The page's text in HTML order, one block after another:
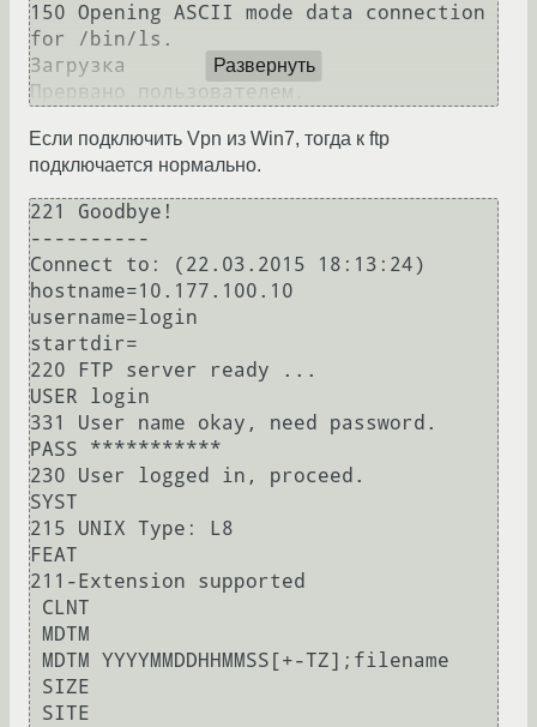
150 Opening ASCII mode data connection
for /bin/ls.
Загрузка
Развернуть
Если подключить Vpn из Win7, тогда к ftp
подключается нормально.
221 Goodbye!
----------
Connect to: (22.03.2015 18:13:24)
hostname=10.177.100.10
username=login
startdir=
220 FTP server ready ...
USER login
331 User name okay, need password.
PASS ***********
230 User logged in, proceed.
SYST
215 UNIX Type: L8
FEAT
211-Extension supported